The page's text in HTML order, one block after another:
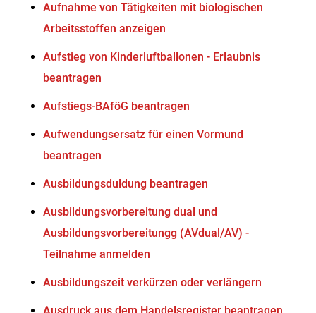
Aufnahme von Tätigkeiten mit biologischen
Arbeitsstoffen anzeigen
Aufstieg von Kinderluftballonen - Erlaubnis
beantragen
Aufstiegs-BAföG beantragen
Aufwendungsersatz für einen Vormund
beantragen
Ausbildungsduldung beantragen
Ausbildungsvorbereitung dual und
Ausbildungsvorbereitungg (AVdual/AV) -
Teilnahme anmelden
Ausbildungszeit verkürzen oder verlängern